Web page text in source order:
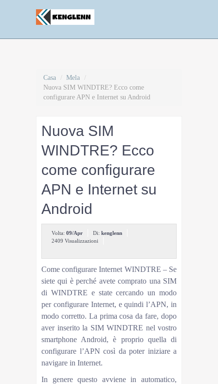
Casa / Mela /
Nuova SIM WINDTRE? Ecco come
configurare APN e Internet su Android
Nuova SIM
WINDTRE? Ecco
come configurare
APN e Internet su
Android
Volta: 09/Apr Di: kenglenn
2409 Visualizzazioni
Come configurare Internet WINDTRE – Se
siete qui è perché avete comprato una SIM
di WINDTRE e state cercando un modo
per configurare Internet, e quindi l’APN, in
modo corretto. La prima cosa da fare, dopo
aver inserito la SIM WINDTRE nel vostro
smartphone Android, è proprio quella di
configurare l’APN così da poter iniziare a
navigare in Internet.
In genere questo avviene in automatico,